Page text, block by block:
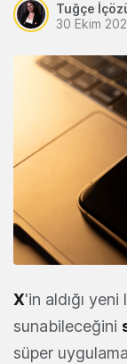
Tuğçe
30 Ekim
X'in aldığı
sunabileceğini
süper